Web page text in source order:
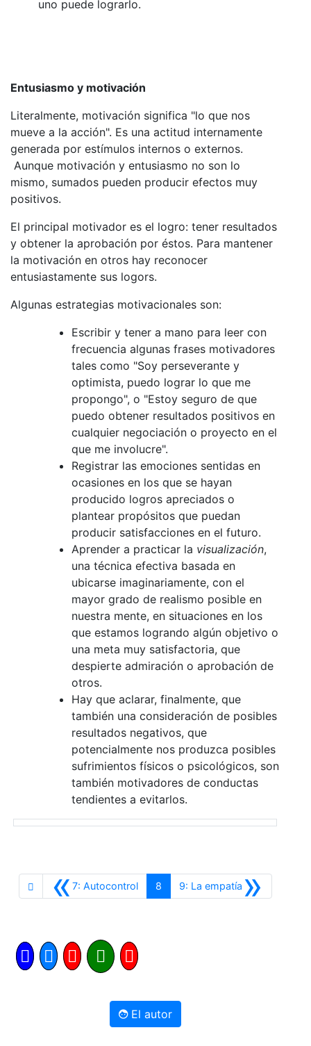
uno puede lograrlo.
Entusiasmo y motivación
Literalmente, motivación significa "lo que nos
mueve a la acción". Es una actitud internamente
generada por estímulos internos o externos.
Aunque motivación y entusiasmo no son lo
mismo, sumados pueden producir efectos muy
positivos.
El principal motivador es el logro: tener resultados
y obtener la aprobación por éstos. Para mantener
la motivación en otros hay reconocer
entusiastamente sus logors.
Algunas estrategias motivacionales son:
Escribir y tener a mano para leer con
frecuencia algunas frases motivadores
tales como "Soy perseverante y
optimista, puedo lograr lo que me
propongo", o "Estoy seguro de que
puedo obtener resultados positivos en
cualquier negociación o proyecto en el
que me involucre".
Registrar las emociones sentidas en
ocasiones en los que se hayan
producido logros apreciados o
plantear propósitos que puedan
producir satisfacciones en el futuro.
Aprender a practicar la visualización,
una técnica efectiva basada en
ubicarse imaginariamente, con el
mayor grado de realismo posible en
nuestra mente, en situaciones en los
que estamos logrando algún objetivo o
una meta muy satisfactoria, que
despierte admiración o aprobación de
otros.
Hay que aclarar, finalmente, que
también una consideración de posibles
resultados negativos, que
potencialmente nos produzca posibles
sufrimientos físicos o psicológicos, son
también motivadores de conductas
tendientes a evitarlos.
«7: AutocontrolAnterior
8 »
9: La empatíaSiguiente
El autor